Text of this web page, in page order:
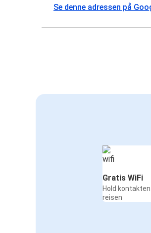
Se denne adressen på
Gratis WiFi
Hold
reisen